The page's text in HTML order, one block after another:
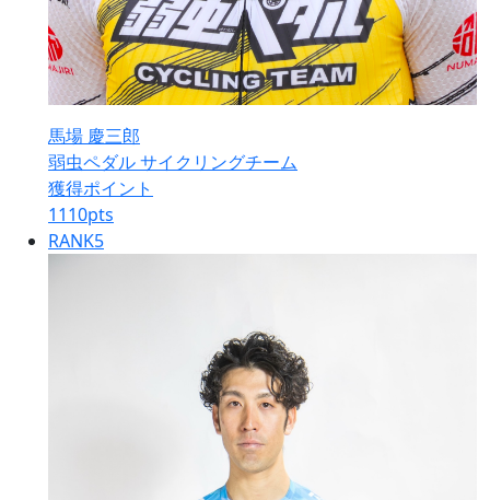
馬場 慶三郎
弱虫ペダル サイクリングチーム
獲得ポイント
1110pts
RANK5